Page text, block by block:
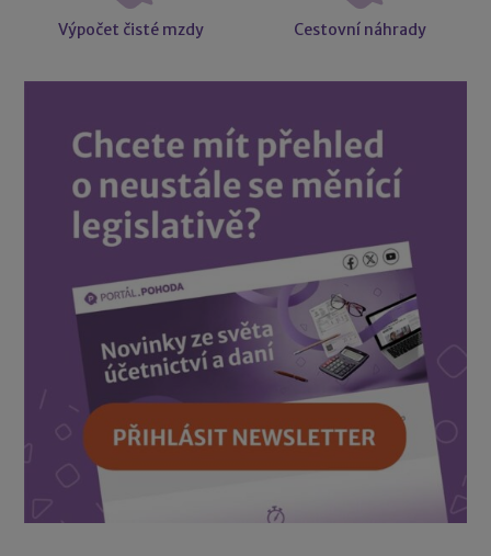
Výpočet čisté mzdy Cestovní náhrady